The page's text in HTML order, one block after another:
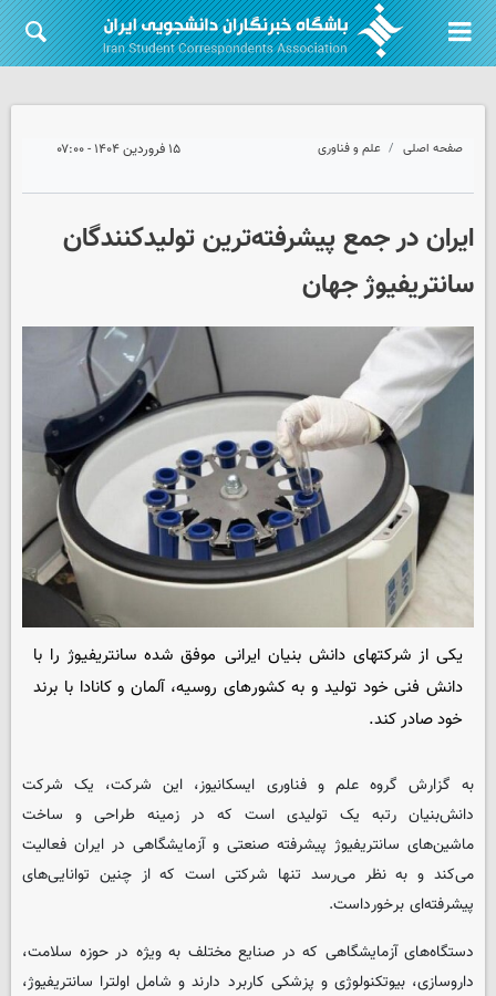
صفحه اصلی علم و فناوری ۱۵ فروردین ۱۴۰۴ - ۰۷:۰۰
ایران در جمع پیشرفته‌ترین تولیدکنندگان
سانتریفیوژ جهان
یکی از شرکتهای دانش بنیان ایرانی موفق شده سانتریفیوژ را با
دانش فنی خود تولید و به کشورهای روسیه، آلمان و کانادا با برند
خود صادر کند.
به گزارش گروه علم و فناوری ایسکانیوز، این شرکت، یک شرکت
دانش‌بنیان رتبه یک تولیدی است که در زمینه طراحی و ساخت
ماشین‌های سانتریفیوژ پیشرفته صنعتی و آزمایشگاهی در ایران فعالیت
می‌کند و به نظر می‌رسد تنها شرکتی است که از چنین توانایی‌های
پیشرفته‌ای برخورداست.
دستگاه‌های آزمایشگاهی که در صنایع مختلف به ویژه در حوزه سلامت،
داروسازی، بیوتکنولوژی و پزشکی کاربرد دارند و شامل اولترا سانتریفیوژ،